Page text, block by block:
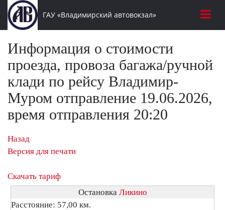
ГАУ «Владимирский автовокзал»
Информация о стоимости
проезда, провоза багажа/ручной
клади по рейсу Владимир-
Муром отправление 19.06.2026,
время отправления 20:20
Назад
Версия для печати
Скачать тариф
Остановка Ликино
Расстояние: 57,00 км.